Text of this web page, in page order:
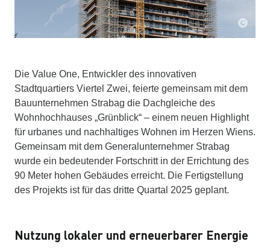
Die Value One, Entwickler des innovativen
Stadtquartiers Viertel Zwei, feierte gemeinsam mit dem
Bauunternehmen Strabag die Dachgleiche des
Wohnhochhauses „Grünblick“ – einem neuen Highlight
für urbanes und nachhaltiges Wohnen im Herzen Wiens.
Gemeinsam mit dem Generalunternehmer Strabag
wurde ein bedeutender Fortschritt in der Errichtung des
90 Meter hohen Gebäudes erreicht. Die Fertigstellung
des Projekts ist für das dritte Quartal 2025 geplant.
Nutzung lokaler und erneuerbarer Energie